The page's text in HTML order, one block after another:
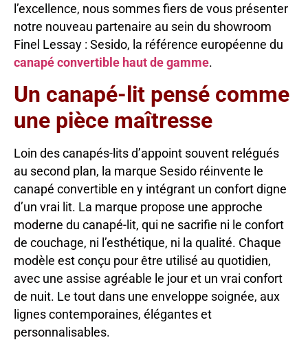
l’excellence, nous sommes fiers de vous présenter
notre nouveau partenaire au sein du showroom
Finel Lessay : Sesido, la référence européenne du
canapé convertible haut de gamme.
Un canapé-lit pensé comme
une pièce maîtresse
Loin des canapés-lits d’appoint souvent relégués
au second plan, la marque Sesido réinvente le
canapé convertible en y intégrant un confort digne
d’un vrai lit. La marque propose une approche
moderne du canapé-lit, qui ne sacrifie ni le confort
de couchage, ni l’esthétique, ni la qualité. Chaque
modèle est conçu pour être utilisé au quotidien,
avec une assise agréable le jour et un vrai confort
de nuit. Le tout dans une enveloppe soignée, aux
lignes contemporaines, élégantes et
personnalisables.